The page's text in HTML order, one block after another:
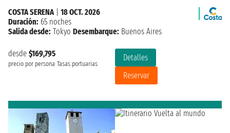
desde $169,795
precio por persona Tasas portuarias
Detalles
Reservar
COSTA SERENA| 18 OCT. 2026
Duración: 65 noches
Salida desde: Tokyo Desembarque: Buenos Aires